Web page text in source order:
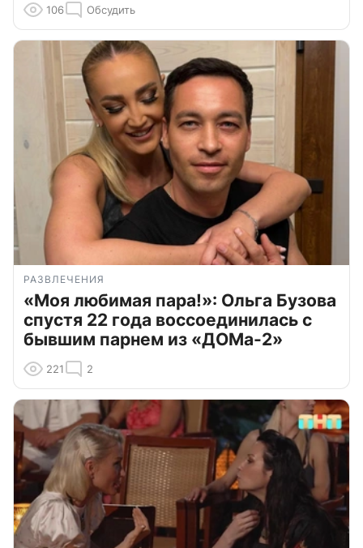
106 Обсудить
РАЗВЛЕЧЕНИЯ
«Моя любимая пара!»: Ольга Бузова
спустя 22 года воссоединилась с
бывшим парнем из «ДОМа-2»
221 2